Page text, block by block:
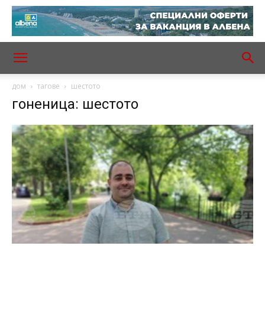
дом тагове шестото
гоненица: шестото